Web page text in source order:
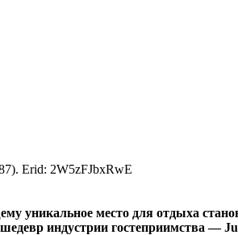
Erid: 2W5zFJbxRwE
уникальное место для отдыха
индустрии гостеприимства —